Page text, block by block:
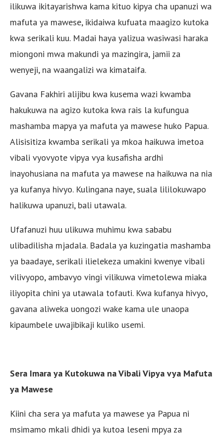
ilikuwa ikitayarishwa kama kituo kipya cha upanuzi wa
mafuta ya mawese, ikidaiwa kufuata maagizo kutoka
kwa serikali kuu. Madai haya yalizua wasiwasi haraka
miongoni mwa makundi ya mazingira, jamii za
wenyeji, na waangalizi wa kimataifa.
Gavana Fakhiri alijibu kwa kusema wazi kwamba
hakukuwa na agizo kutoka kwa rais la kufungua
mashamba mapya ya mafuta ya mawese huko Papua.
Alisisitiza kwamba serikali ya mkoa haikuwa imetoa
vibali vyovyote vipya vya kusafisha ardhi
inayohusiana na mafuta ya mawese na haikuwa na nia
ya kufanya hivyo. Kulingana naye, suala lililokuwapo
halikuwa upanuzi, bali utawala.
Ufafanuzi huu ulikuwa muhimu kwa sababu
ulibadilisha mjadala. Badala ya kuzingatia mashamba
ya baadaye, serikali ilielekeza umakini kwenye vibali
vilivyopo, ambavyo vingi vilikuwa vimetolewa miaka
iliyopita chini ya utawala tofauti. Kwa kufanya hivyo,
gavana aliweka uongozi wake kama ule unaopa
kipaumbele uwajibikaji kuliko usemi.
Sera Imara ya Kutokuwa na Vibali Vipya vya Mafuta
ya Mawese
Kiini cha sera ya mafuta ya mawese ya Papua ni
msimamo mkali dhidi ya kutoa leseni mpya za